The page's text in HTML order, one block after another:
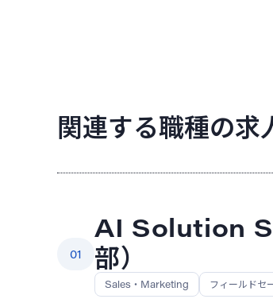
関連する職種の求
01
AI Solution
部）
Sales・Marketing フィールドセ